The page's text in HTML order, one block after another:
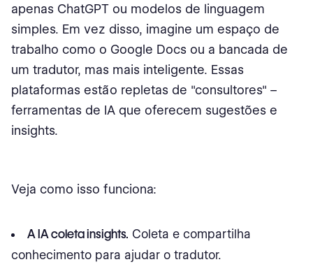
apenas ChatGPT ou modelos de linguagem
simples. Em vez disso, imagine um espaço de
trabalho como o Google Docs ou a bancada de
um tradutor, mas mais inteligente. Essas
plataformas estão repletas de "consultores" –
ferramentas de IA que oferecem sugestões e
insights.
Veja como isso funciona:
A IA coleta insights. Coleta e compartilha
conhecimento para ajudar o tradutor.